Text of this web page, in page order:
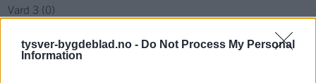
tysver-bygdeblad.no - Do Not Process My Personal
Information
Vard 3 (0)
Åkra kunstgras
0-1 Mats Kvalvågnes (53)